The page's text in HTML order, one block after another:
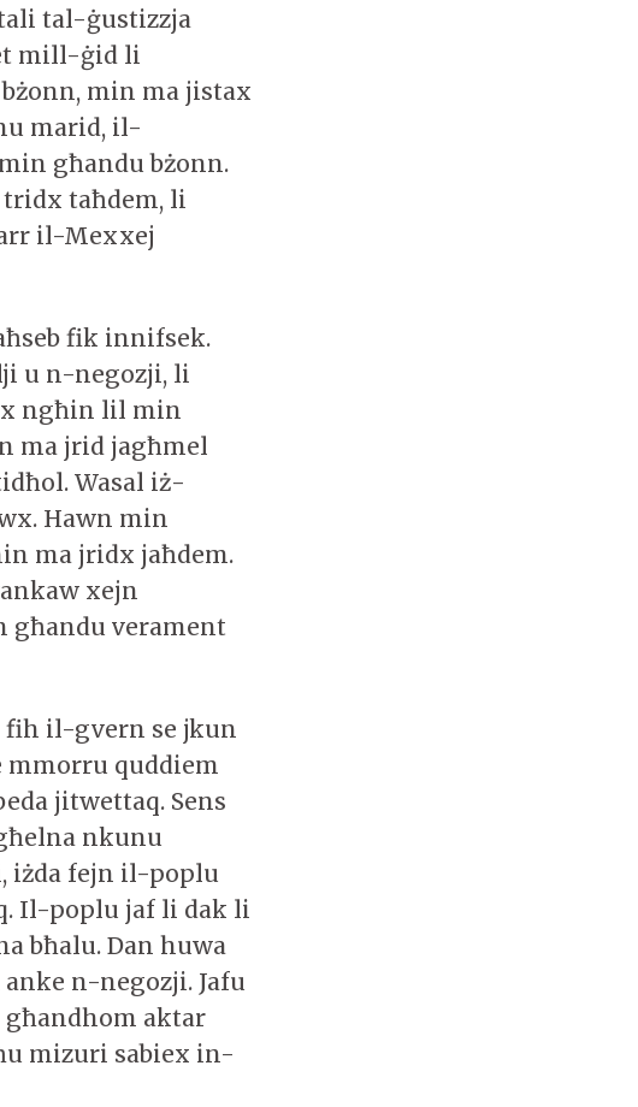
tal-ġustizzja
mill-ġid li
min ma jistax
marid, il-
għandu bżonn.
taħdem, li
il-Mexxej
fik innifsek.
u n-negozji, li
ngħin lil min
ma jrid jagħmel
Wasal iż-
Hawn min
ma jridx jaħdem.
xejn
verament
il-gvern se jkun
mmorru quddiem
jitwettaq. Sens
nkunu
iżda fejn il-poplu
Il-poplu jaf li dak li
bħalu. Dan huwa
n-negozji. Jafu
aktar
mizuri sabiex in-